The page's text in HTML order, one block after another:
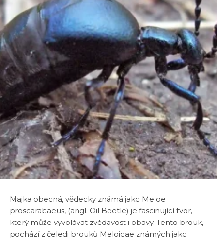
Majka obecná, vědecky známá jako Meloe
proscarabaeus, (angl. Oil Beetle) je fascinující tvor,
který může vyvolávat zvědavost i obavy. Tento brouk,
pochází z čeledi brouků Meloidae známých jako